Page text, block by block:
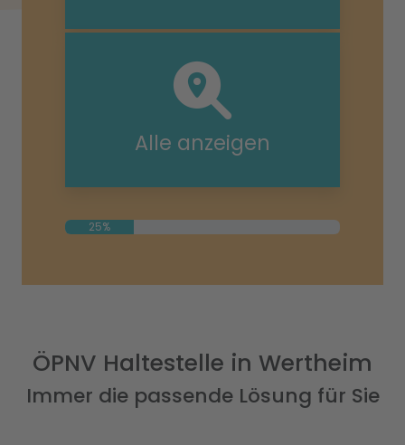
Alle anzeigen
25%
ÖPNV Haltestelle in Wertheim
Immer die passende Lösung für Sie